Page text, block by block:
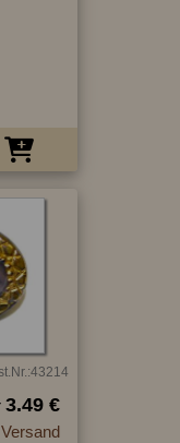
3.49 €
Versand